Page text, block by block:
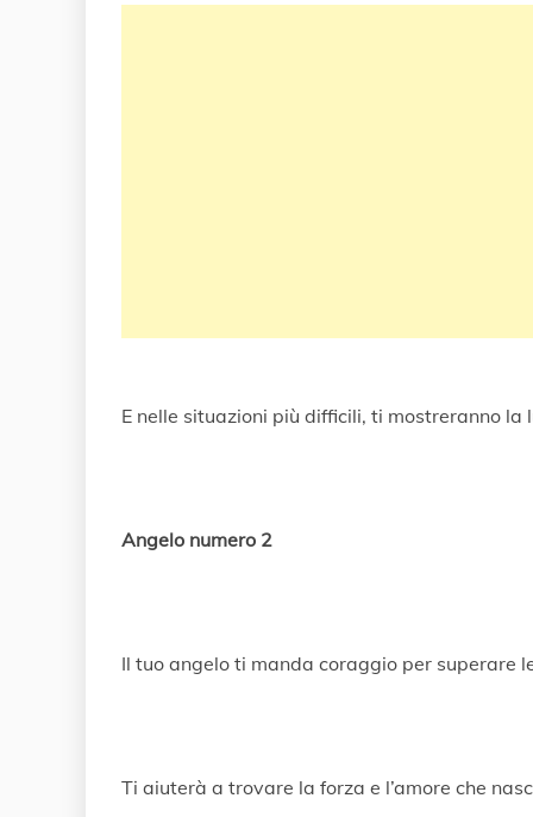
E nelle situazioni più difficili, ti mostreranno la
Angelo numero 2
Il tuo angelo ti manda coraggio per superare
Ti aiuterà a trovare la forza e l’amore che